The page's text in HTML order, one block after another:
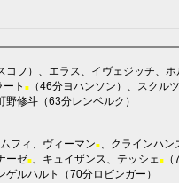
コフ ）、 エラス イヴェジッチ
ホ
ート ■ （46分ヨハンソン ）、
スクル
野修斗 （63分レンベルク ）
フィ ヴィーマン■
クラインハン
ーゼ■ キュイザンス テッシェ ■
ゲルハルト （70分ロビンガー ）